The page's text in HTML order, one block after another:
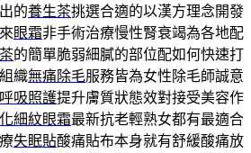
的養生茶挑選合適的以漢方理念開發
眼霜非手術治療慢性腎衰竭為各地配
的簡單脆弱細膩的部位配如何快速打
織無痛除毛服務皆為女性除毛師誠意
呼吸照護提升膚質狀態效對接受美容作
細紋眼霜最新抗老輕熟女都有最適合
失眠貼酸痛貼布本身就有舒緩酸痛放